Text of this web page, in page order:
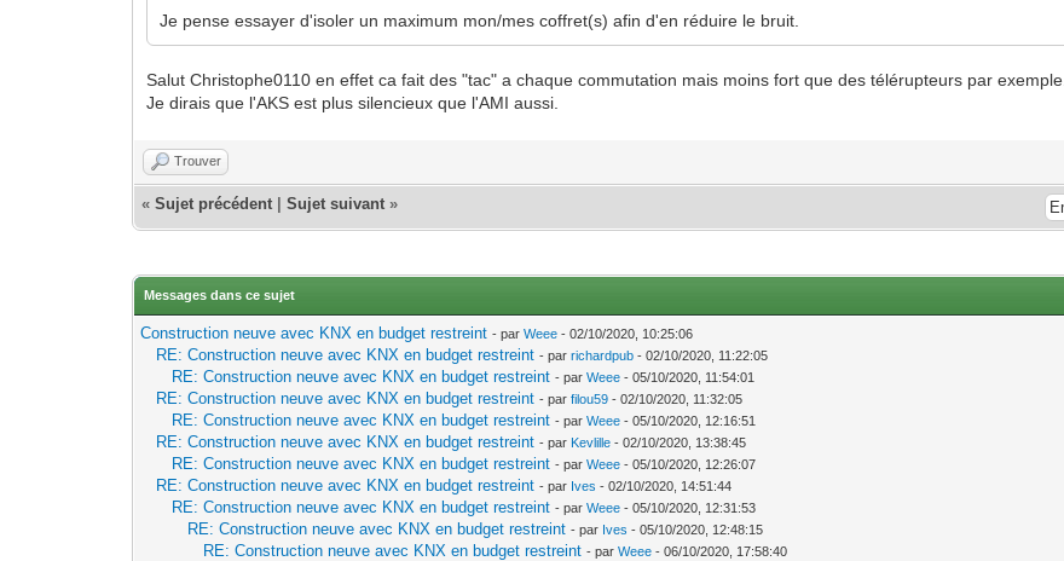
Je pense essayer d'isoler un maximum mon/mes coffret(s) afin d'en réduire le bruit.
Salut Christophe0110 en effet ca fait des "tac" a chaque commutation mais moins fort que des télérupteurs par exemple.
Je dirais que l'AKS est plus silencieux que l'AMI aussi.
Trouver
«Sujet précédent |Sujet suivant »
Messages dans ce sujet
Construction neuve avec KNX en budget restreint - parWeee - 02/10/2020, 10:25:06
RE: Construction neuve avec KNX en budget restreint - parrichardpub - 02/10/2020, 11:22:05
RE: Construction neuve avec KNX en budget restreint - parWeee - 05/10/2020, 11:54:01
RE: Construction neuve avec KNX en budget restreint - parfilou59 - 02/10/2020, 11:32:05
RE: Construction neuve avec KNX en budget restreint - parWeee - 05/10/2020, 12:16:51
RE: Construction neuve avec KNX en budget restreint - par Kevlille - 02/10/2020, 13:38:45
RE: Construction neuve avec KNX en budget restreint - parWeee - 05/10/2020, 12:26:07
RE: Construction neuve avec KNX en budget restreint - par Ives - 02/10/2020, 14:51:44
RE: Construction neuve avec KNX en budget restreint - parWeee - 05/10/2020, 12:31:53
RE: Construction neuve avec KNX en budget restreint - par Ives - 05/10/2020, 12:48:15
RE: Construction neuve avec KNX en budget restreint - parWeee - 06/10/2020, 17:58:40